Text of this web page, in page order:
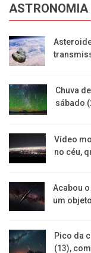
ASTRONOMIA
Chuva
sábado
Vídeo
no céu,
Acabou
um
Pico da
(13),